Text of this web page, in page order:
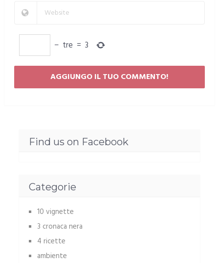
− tre = 3
Find us on Facebook
Categorie
10 vignette
3 cronaca nera
4 ricette
ambiente